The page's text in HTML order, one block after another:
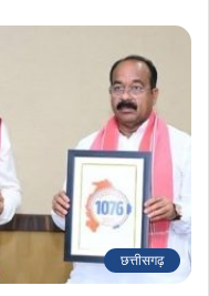
छत्तीसगढ़